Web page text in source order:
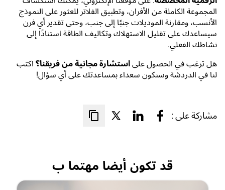
المجموعة الكاملة من الأفران، وتطبيق الفلاتر للعثور على النموذج
الأنسب، ومقارنة الموديلات جنبًا إلى جنب، وحتى تقدير أي فرن
سيساعدك على تقليل الاستهلاك وتكاليف الطاقة استنادًا إلى
نشاطك الفعلي.
هل ترغب في الحصول على استشارة مجانية من فريقنا؟ اكتب
لنا في الدردشة وسنكون سعداء بمساعدتك على أي سؤال!
مشاركة على :
قد تكون أيضا مهتما ب